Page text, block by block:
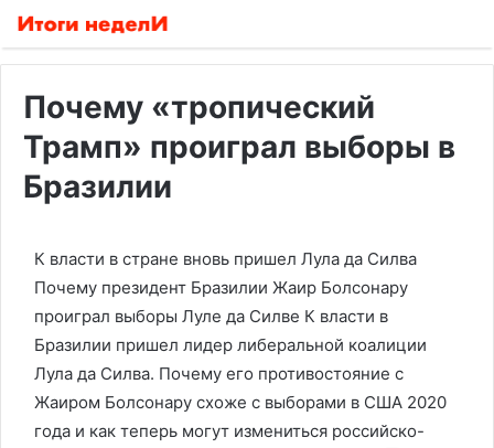
Почему «тропический
Трамп» проиграл выборы в
Бразилии
К власти в стране вновь пришел Лула да Силва
Почему президент Бразилии Жаир Болсонару
проиграл выборы Луле да Силве К власти в
Бразилии пришел лидер либеральной коалиции
Лула да Силва. Почему его противостояние с
Жаиром Болсонару схоже с выборами в США 2020
года и как теперь могут измениться российско-